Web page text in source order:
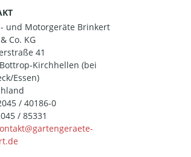
und Motorgeräte Brinkert
Co. KG
41
Kirchhellen (bei
Essen)
/ 40186-0
/ 85331